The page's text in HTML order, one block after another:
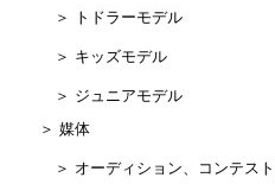
＞ トドラーモデル
＞ キッズモデル
＞ ジュニアモデル
＞ 媒体
＞ オーディション、コンテスト